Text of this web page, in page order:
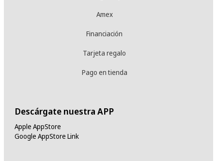
Amex
Financiación
Tarjeta regalo
Pago en tienda
Descárgate nuestra APP
Apple AppStore
Google AppStore Link